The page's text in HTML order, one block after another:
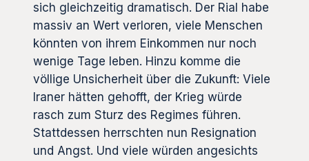
sich gleichzeitig dramatisch. Der Rial habe
massiv an Wert verloren, viele Menschen
könnten von ihrem Einkommen nur noch
wenige Tage leben. Hinzu komme die
völlige Unsicherheit über die Zukunft: Viele
Iraner hätten gehofft, der Krieg würde
rasch zum Sturz des Regimes führen.
Stattdessen herrschten nun Resignation
und Angst. Und viele würden angesichts